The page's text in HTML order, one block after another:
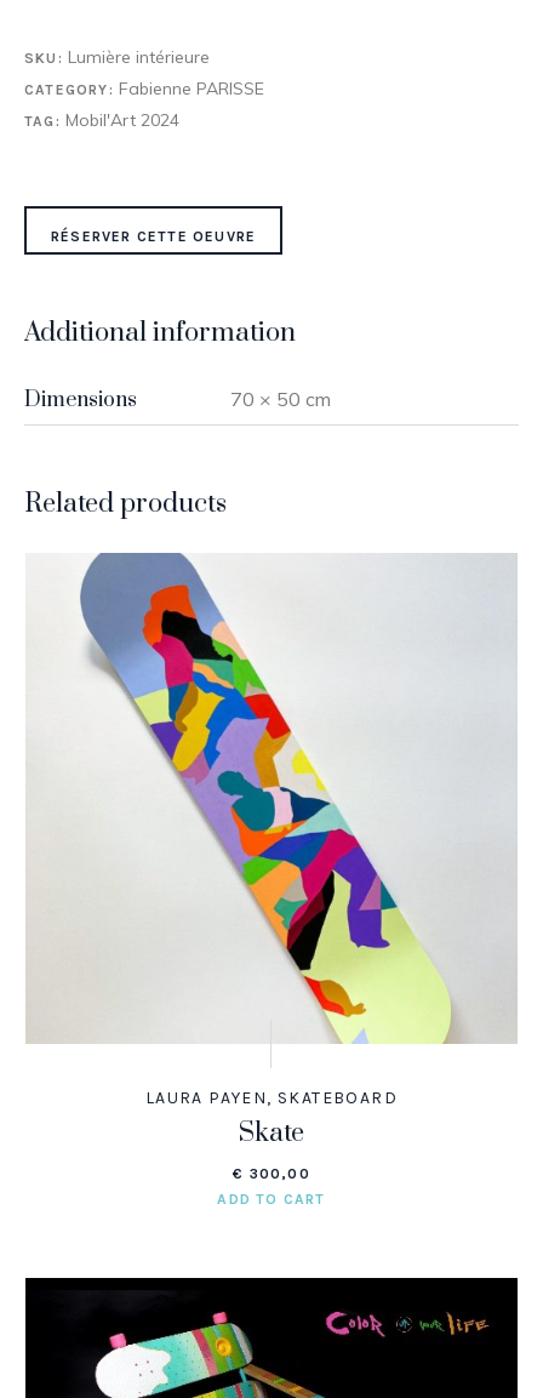
SKU: Lumière intérieure
CATEGORY: Fabienne PARISSE
TAG: Mobil'Art 2024
RÉSERVER CETTE OEUVRE
Additional information
Dimensions 70 × 50 cm
Related products
LAURA PAYEN, SKATEBOARD
Skate
€ 300,00
ADD TO CART